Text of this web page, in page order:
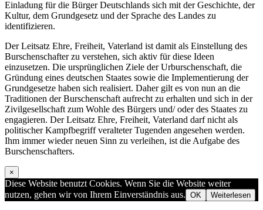
Einladung für die Bürger Deutschlands sich mit der Geschichte, der
Kultur, dem Grundgesetz und der Sprache des Landes zu
identifizieren.
Der Leitsatz Ehre, Freiheit, Vaterland ist damit als Einstellung des
Burschenschafter zu verstehen, sich aktiv für diese Ideen
einzusetzen. Die ursprünglichen Ziele der Urburschenschaft, die
Gründung eines deutschen Staates sowie die Implementierung der
Grundgesetze haben sich realisiert. Daher gilt es von nun an die
Traditionen der Burschenschaft aufrecht zu erhalten und sich in der
Zivilgesellschaft zum Wohle des Bürgers und/ oder des Staates zu
engagieren. Der Leitsatz Ehre, Freiheit, Vaterland darf nicht als
politischer Kampfbegriff veralteter Tugenden angesehen werden.
Ihm immer wieder neuen Sinn zu verleihen, ist die Aufgabe des
Burschenschafters.
×
Diese Website benutzt Cookies. Wenn Sie die Website weiter
nutzen, gehen wir von Ihrem Einverständnis aus. OK Weiterlesen